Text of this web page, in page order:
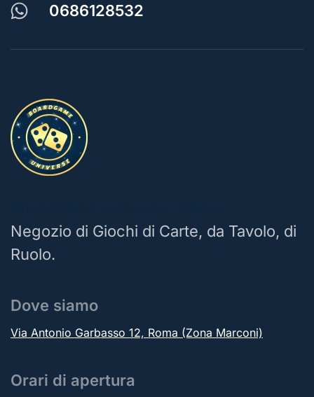
0686128532
Negozio di Giochi di Carte, da Tavolo, di
Ruolo.
Dove siamo
Via Antonio Garbasso 12, Roma (Zona Marconi)
Orari di apertura